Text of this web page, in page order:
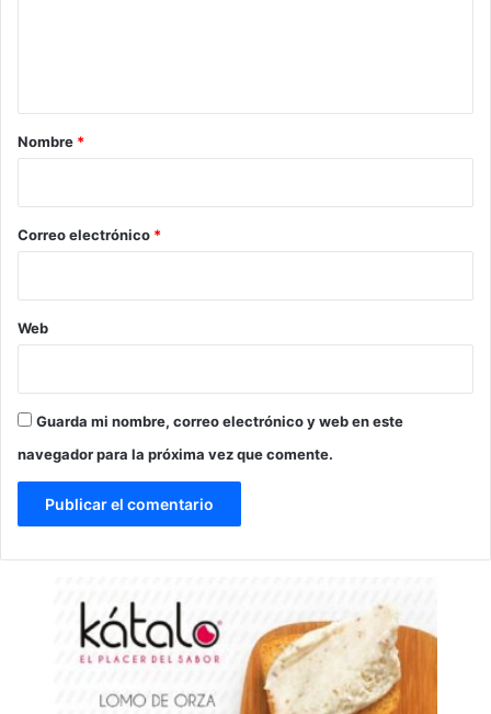
r
*
Nombre *
Correo electrónico *
Web
Guarda mi nombre, correo electrónico y web en este
navegador para la próxima vez que comente.